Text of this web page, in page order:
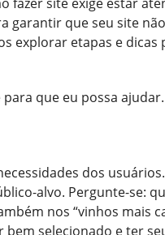
garantir que seu site
explorar etapas e dicas
que eu possa ajudar.
dos
alvo. Pergunte-se:
nos “vinhos mais
selecionado e ter